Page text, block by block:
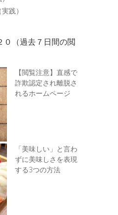
践）
０（過去７日間の閲
【閲覧注意】直感で
詐欺認定され離脱さ
れるホームページ
「美味しい」と言わ
ずに美味しさを表現
する3つの方法